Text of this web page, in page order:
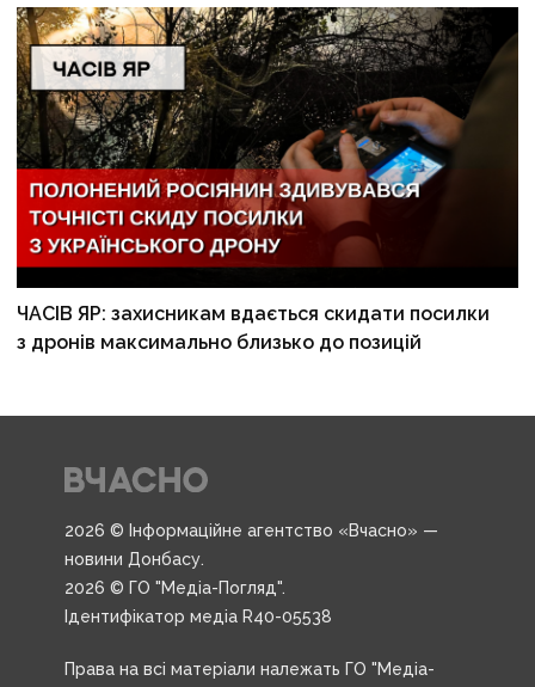
ЧАСІВ ЯР: захисникам вдається скидати посилки
з дронів максимально близько до позицій
2026 © Інформаційне агентство «Вчасно» —
новини Донбасу.
2026 © ГО "Медіа-Погляд".
Ідентифікатор медіа R40-05538
Права на всі матеріали належать ГО "Медіа-